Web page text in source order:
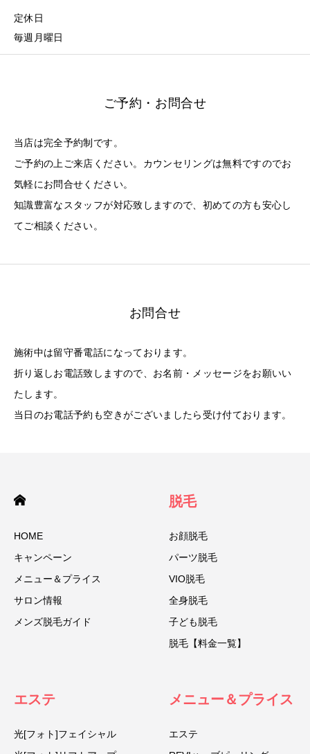
定休日
毎週月曜日
ご予約・お問合せ
当店は完全予約制です。
ご予約の上ご来店ください。カウンセリングは無料ですのでお
気軽にお問合せください。
知識豊富なスタッフが対応致しますので、初めての方も安心し
てご相談ください。
お問合せ
施術中は留守番電話になっております。
折り返しお電話致しますので、お名前・メッセージをお願いい
たします。
当日のお電話予約も空きがございましたら受け付ております。
HOME
キャンペーン
メニュー＆プライス
サロン情報
メンズ脱毛ガイド
脱毛
お顔脱毛
パーツ脱毛
VIO脱毛
全身脱毛
子ども脱毛
脱毛【料金一覧】
エステ
光[フォト]フェイシャル
メニュー＆プライス
エステ